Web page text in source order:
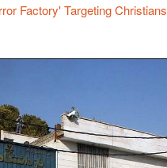
Factory' Targeting Christians